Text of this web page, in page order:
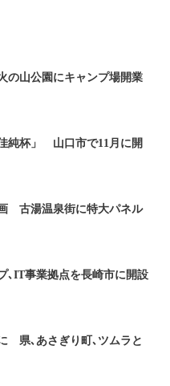
の山公園にキャンプ場開業
純杯」 山口市で11月に開
古湯温泉街に特大パネル
､IT事業拠点を長崎市に開設
県､あさぎり町､ツムラと